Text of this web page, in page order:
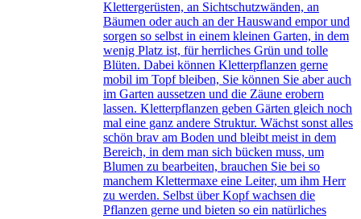
Klettergerüsten, an Sichtschutzwänden, an
Bäumen oder auch an der Hauswand empor und
sorgen so selbst in einem kleinen Garten, in dem
wenig Platz ist, für herrliches Grün und tolle
Blüten. Dabei können Kletterpflanzen gerne
mobil im Topf bleiben, Sie können Sie aber auch
im Garten aussetzen und die Zäune erobern
lassen. Kletterpflanzen geben Gärten gleich noch
mal eine ganz andere Struktur. Wächst sonst alles
schön brav am Boden und bleibt meist in dem
Bereich, in dem man sich bücken muss, um
Blumen zu bearbeiten, brauchen Sie bei so
manchem Klettermaxe eine Leiter, um ihm Herr
zu werden. Selbst über Kopf wachsen die
Pflanzen gerne und bieten so ein natürliches